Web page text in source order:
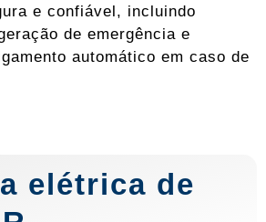
e confiável, incluindo
de emergência e
automático em caso de
elétrica de